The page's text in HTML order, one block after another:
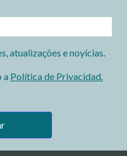
atualizações e noyícias.
a Política de Privacidad.